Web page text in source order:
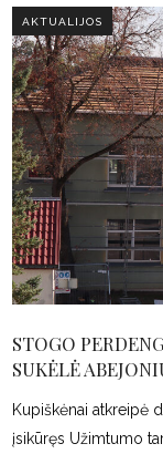
AKTUALIJOS
STOGO
SUKĖLĖ
Kupiškėnai atkreipė
įsikūręs Užimtumo